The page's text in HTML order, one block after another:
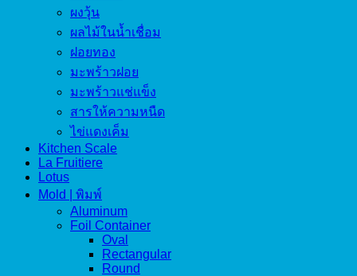
ผงวุ้น
ผลไม้ในน้ำเชื่อม
ฝอยทอง
มะพร้าวฝอย
มะพร้าวแช่แข็ง
สารให้ความหนืด
ไข่แดงเค็ม
Kitchen Scale
La Fruitiere
Lotus
Mold | พิมพ์
Aluminum
Foil Container
Oval
Rectangular
Round